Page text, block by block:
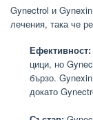
Gynectrol и
лечения, така че
Ефективност:
цици, но
бързо.
докато